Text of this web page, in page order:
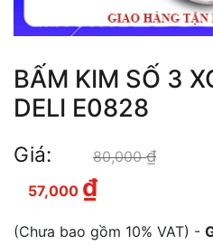
BẤM KIM SỐ 3
DELI E0828
Giá: 80,000₫
57,000 ₫
(Chưa bao gồm 10% VAT) -